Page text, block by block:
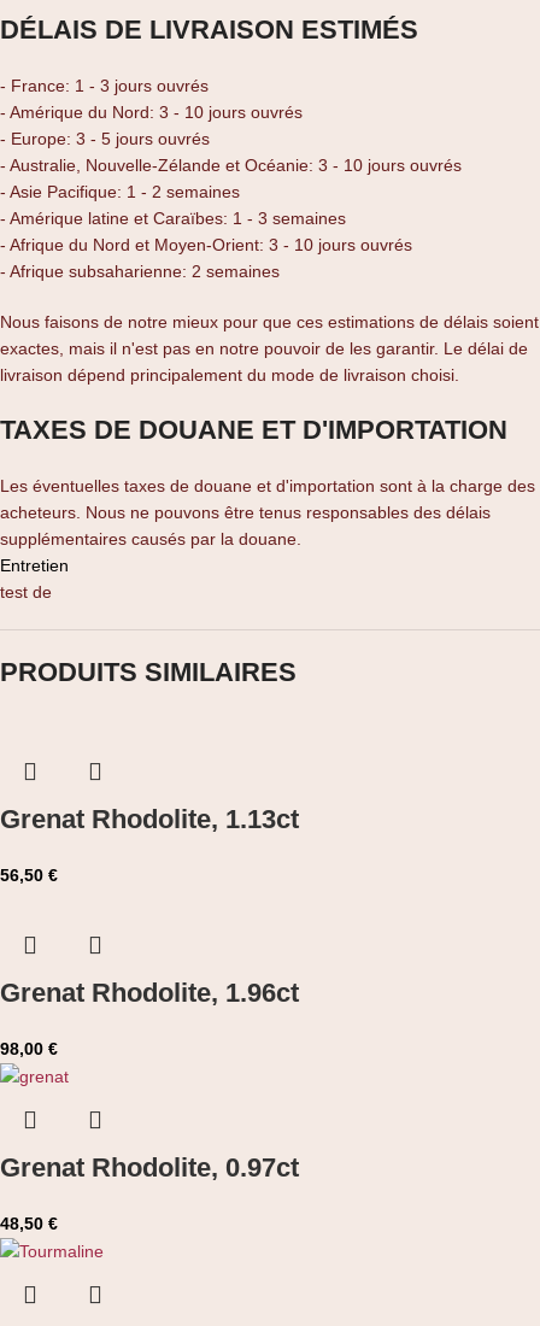
DÉLAIS DE LIVRAISON ESTIMÉS
- France: 1 - 3 jours ouvrés
- Amérique du Nord: 3 - 10 jours ouvrés
- Europe: 3 - 5 jours ouvrés
- Australie, Nouvelle-Zélande et Océanie: 3 - 10 jours ouvrés
- Asie Pacifique: 1 - 2 semaines
- Amérique latine et Caraïbes: 1 - 3 semaines
- Afrique du Nord et Moyen-Orient: 3 - 10 jours ouvrés
- Afrique subsaharienne: 2 semaines
Nous faisons de notre mieux pour que ces estimations de délais soient
exactes, mais il n'est pas en notre pouvoir de les garantir. Le délai de
livraison dépend principalement du mode de livraison choisi.
TAXES DE DOUANE ET D'IMPORTATION
Les éventuelles taxes de douane et d'importation sont à la charge des
acheteurs. Nous ne pouvons être tenus responsables des délais
supplémentaires causés par la douane.
Entretien
test de
PRODUITS SIMILAIRES
Grenat Rhodolite, 1.13ct
56,50 €
Grenat Rhodolite, 1.96ct
98,00 €
Grenat Rhodolite, 0.97ct
48,50 €